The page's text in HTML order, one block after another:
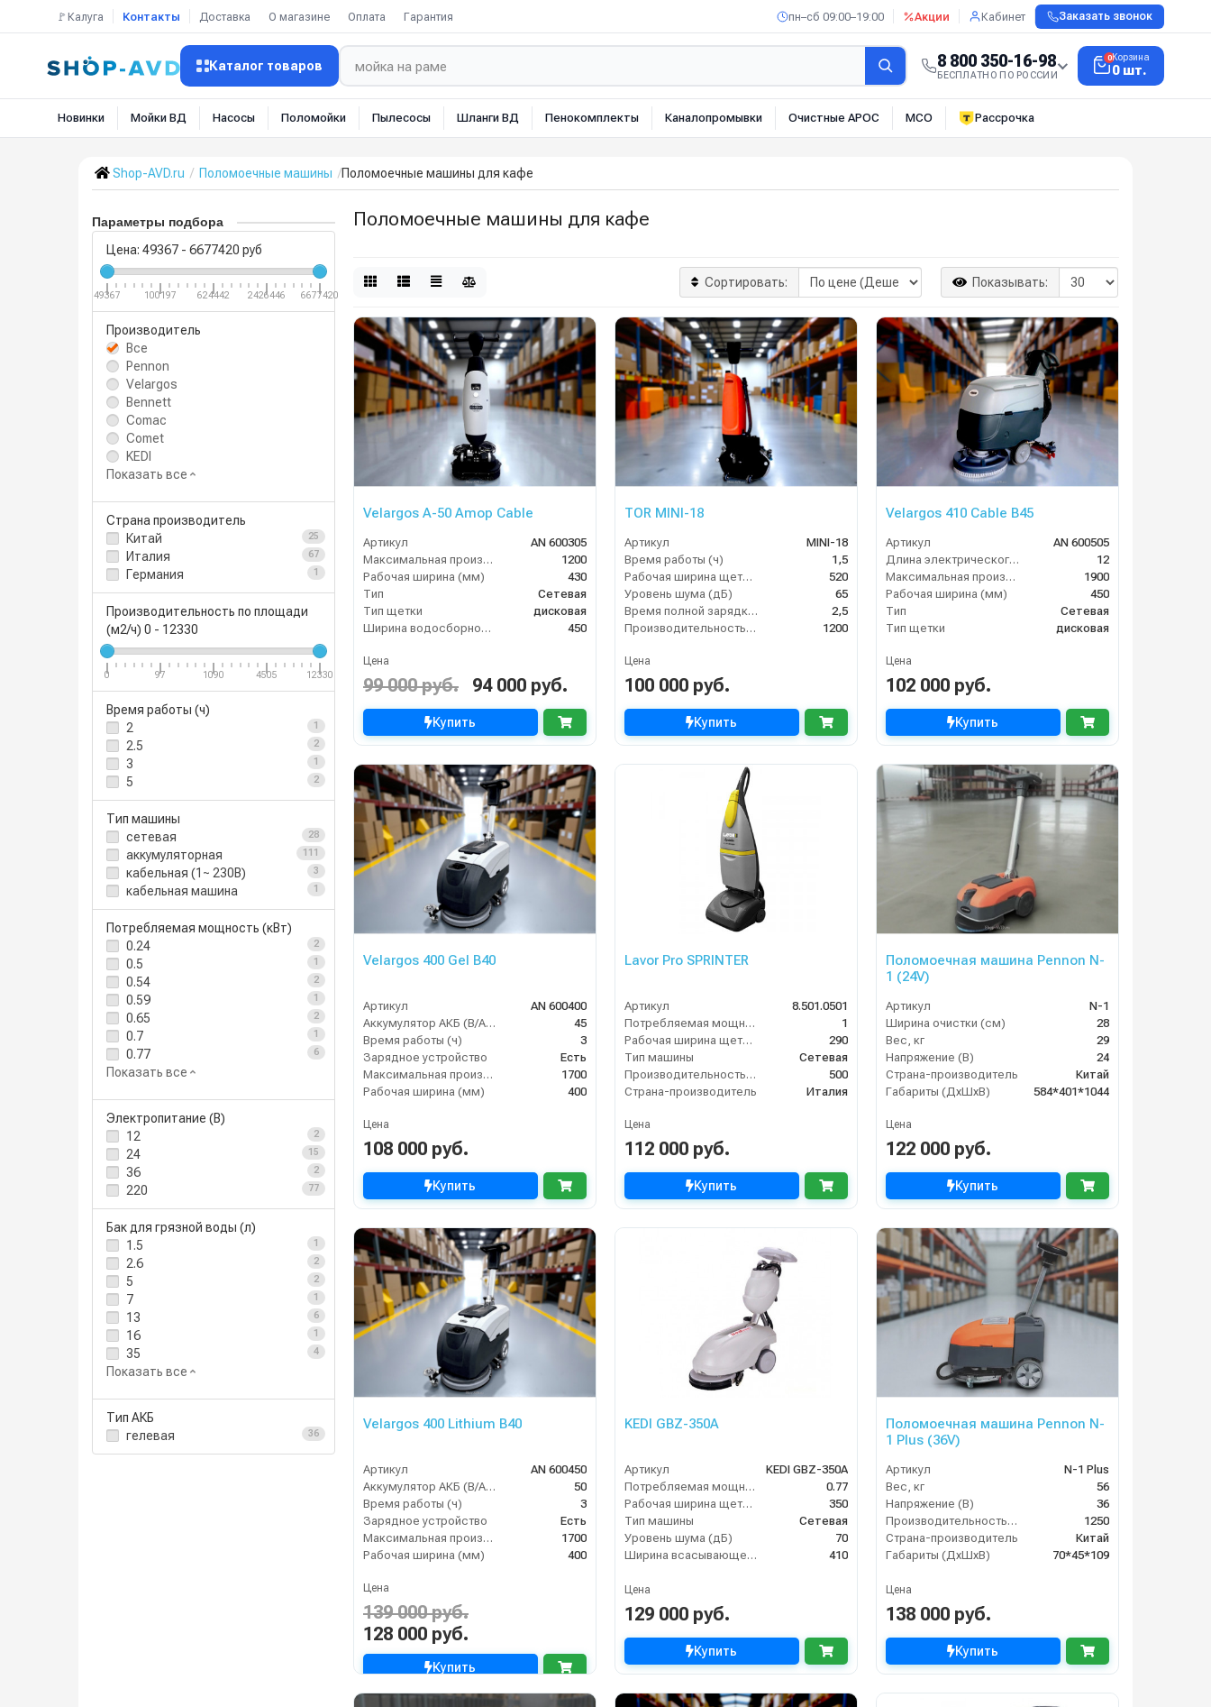
🚩Калуга Контакты Доставка О магазине Оплата Гарантия пн–сб 09:00–19:00 Акции Кабинет Заказать звонок
Каталог товаров 8 800 350-16-98
БЕСПЛАТНО ПО РОССИИ
0Корзина
0 шт.
Новинки Мойки ВД Насосы Поломойки Пылесосы Шланги ВД Пенокомплекты Каналопромывки Очистные АРОС МСО Рассрочка
Shop-AVD.ru Поломоечные машины Поломоечные машины для кафе
Параметры подбора
Цена: 49367 - 6677420 руб
49367 100197 624442 2426446 6677420
Производитель
Все
Pennon
Velargos
Bennett
Comac
Comet
KEDI
Показать все
Страна производитель
Китай
25
Италия 67
Германия 1
Производительность по площади
(м2/ч) 0 - 12330
0 97 1090 4505 12330
Время работы (ч)
2
1
2.5 2
3 1
5 2
Тип машины
сетевая
28
аккумуляторная 111
кабельная (1~ 230В) 3
кабельная машина 1
Потребляемая мощность (кВт)
0.24
2
0.5 1
0.54 2
0.59 1
0.65 2
0.7 1
0.77 6
Показать все
Электропитание (В)
12
2
24 15
36 2
220 77
Бак для грязной воды (л)
1.5
1
2.6 2
5 2
7 1
13 6
16 1
35 4
Показать все
Тип АКБ
гелевая
36
Поломоечные машины для кафе
Сортировать: Показывать:
Velargos A-50 Amop Cable
Артикул
AN 600305
Максимальная производительность (кв.м/час)
1200
Рабочая ширина (мм)
430
Тип
Сетевая
Тип щетки
дисковая
Ширина водосборной рейки
450
Цена
99 000 руб. 94 000 руб.
Купить
TOR MINI-18
Артикул
MINI-18
Время работы (ч)
1,5
Рабочая ширина щеток (мм)
520
Уровень шума (дБ)
65
Время полной зарядки аккумулятора (ч)
2,5
Производительность по площади (м2/ч)
1200
Цена
100 000 руб.
Купить
Velargos 410 Cable B45
Артикул
AN 600505
Длина электрического кабеля (м)
12
Максимальная производительность (кв.м/час)
1900
Рабочая ширина (мм)
450
Тип
Сетевая
Тип щетки
дисковая
Цена
102 000 руб.
Купить
Velargos 400 Gel B40
Артикул
AN 600400
Аккумулятор АКБ (В/А·ч)
45
Время работы (ч)
3
Зарядное устройство
Есть
Максимальная производительность (кв.м/час)
1700
Рабочая ширина (мм)
400
Цена
108 000 руб.
Купить
Lavor Pro SPRINTER
Артикул
8.501.0501
Потребляемая мощность (кВт)
1
Рабочая ширина щеток (мм)
290
Тип машины
Сетевая
Производительность по площади (м2/ч)
500
Страна-производитель
Италия
Цена
112 000 руб.
Купить
Поломоечная машина Pennon N-
1 (24V)
Артикул
N-1
Ширина очистки (см)
28
Вес, кг
29
Напряжение (В)
24
Страна-производитель
Китай
Габариты (ДхШхВ)
584*401*1044
Цена
122 000 руб.
Купить
Velargos 400 Lithium B40
Артикул
AN 600450
Аккумулятор АКБ (В/А·ч)
50
Время работы (ч)
3
Зарядное устройство
Есть
Максимальная производительность (кв.м/час)
1700
Рабочая ширина (мм)
400
Цена
139 000 руб.
128 000 руб.
Купить
KEDI GBZ-350A
Артикул
KEDI GBZ-350A
Потребляемая мощность (кВт)
0.77
Рабочая ширина щеток (мм)
350
Тип машины
Сетевая
Уровень шума (дБ)
70
Ширина всасывающей балки (мм)
410
Цена
129 000 руб.
Купить
Поломоечная машина Pennon N-
1 Plus (36V)
Артикул
N-1 Plus
Вес, кг
56
Напряжение (В)
36
Производительность по площади (м2/ч)
1250
Страна-производитель
Китай
Габариты (ДхШхВ)
70*45*109
Цена
138 000 руб.
Купить